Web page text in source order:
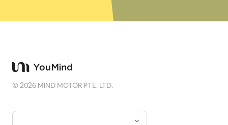
©2026 MIND MOTOR PTE. LTD.